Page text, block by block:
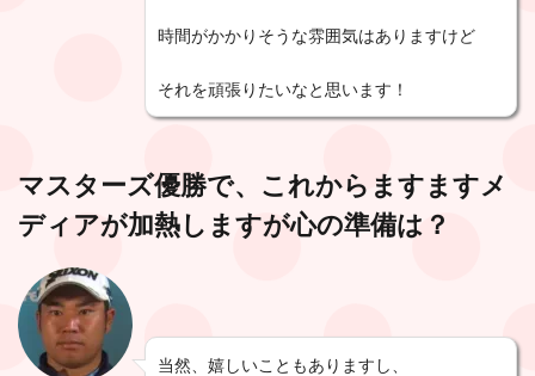
時間がかかりそうな雰囲気はありますけど
それを頑張りたいなと思います！
マスターズ優勝で、これからますますメ
ディアが加熱しますが心の準備は？
当然、嬉しいこともありますし、